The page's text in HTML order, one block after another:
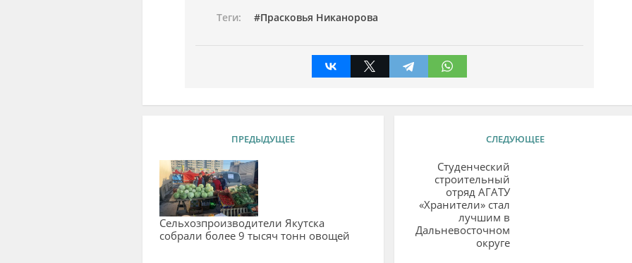
Теги:
Прасковья Никанорова
ПРЕДЫДУЩЕЕ
Сельхозпроизводители Якутска
собрали более 9 тысяч тонн овощей
СЛЕДУЮЩЕЕ
Студенческий
строительный
отряд АГАТУ
«Хранители» стал
лучшим в
Дальневосточном
округе